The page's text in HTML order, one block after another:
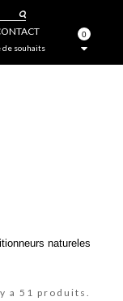
0
de souhaits
natureles
a 51 produits.